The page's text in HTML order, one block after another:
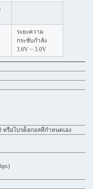
ระยะความ
กระชับกําลัง
3.6V ~ 5.0V
หรือโปรต็อกอลที่กําหนดเอง